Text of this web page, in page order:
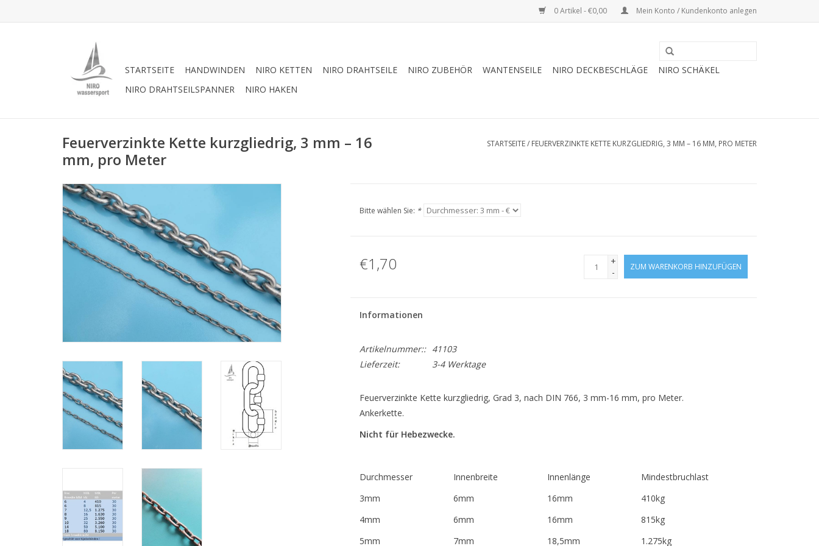
0 Artikel - €0,00 Mein Konto / Kundenkonto anlegen
STARTSEITE HANDWINDEN NIRO KETTEN NIRO DRAHTSEILE NIRO ZUBEHÖR WANTENSEILE NIRO DECKBESCHLÄGE
NIRO SCHÄKEL
NIRO DRAHTSEILSPANNER
NIRO HAKEN
Feuerverzinkte Kette kurzgliedrig, 3 mm – 16
mm, pro Meter
STARTSEITE/ FEUERVERZINKTE KETTE KURZGLIEDRIG, 3 MM – 16 MM, PRO METER
Bitte wählen Sie: *
€1,70
+
-
ZUM WARENKORB HINZUFÜGEN
Informationen
Artikelnummer::
41103
Lieferzeit:
3-4 Werktage
Feuerverzinkte Kette kurzgliedrig, Grad 3, nach DIN 766, 3 mm-16 mm, pro Meter.
Ankerkette.
Nicht für Hebezwecke.
Durchmesser Innenbreite Innenlänge
Mindestbruchlast
3mm
6mm 16mm
410kg
4mm
6mm 16mm
815kg
5mm
7mm 18,5mm
1.275kg